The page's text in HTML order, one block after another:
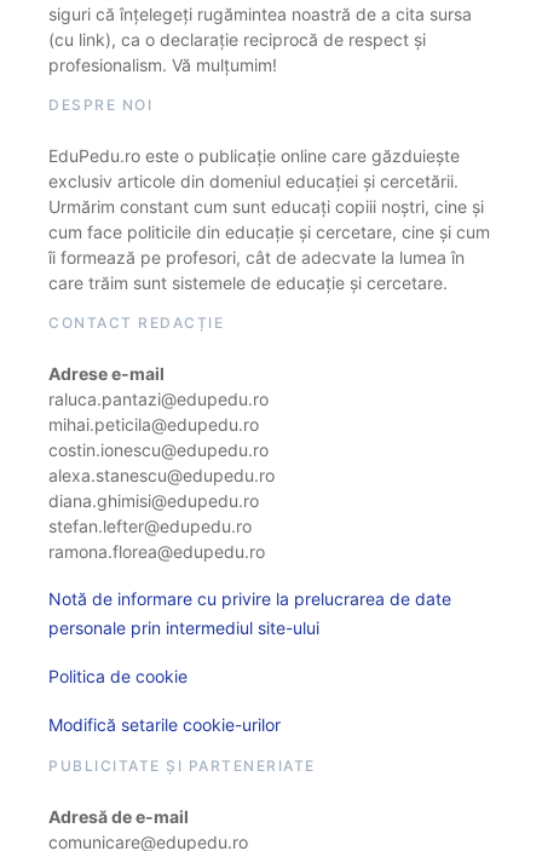
siguri că înțelegeți rugămintea noastră de a cita sursa
(cu link), ca o declarație reciprocă de respect și
profesionalism. Vă mulțumim!
DESPRE NOI
EduPedu.ro este o publicație online care găzduiește
exclusiv articole din domeniul educației și cercetării.
Urmărim constant cum sunt educați copiii noștri, cine și
cum face politicile din educație și cercetare, cine și cum
îi formează pe profesori, cât de adecvate la lumea în
care trăim sunt sistemele de educație și cercetare.
CONTACT REDACȚIE
Adrese e-mail
raluca.pantazi@edupedu.ro
mihai.peticila@edupedu.ro
costin.ionescu@edupedu.ro
alexa.stanescu@edupedu.ro
diana.ghimisi@edupedu.ro
stefan.lefter@edupedu.ro
ramona.florea@edupedu.ro
Notă de informare cu privire la prelucrarea de date
personale prin intermediul site-ului
Politica de cookie
Modifică setarile cookie-urilor
PUBLICITATE ȘI PARTENERIATE
Adresă de e-mail
comunicare@edupedu.ro